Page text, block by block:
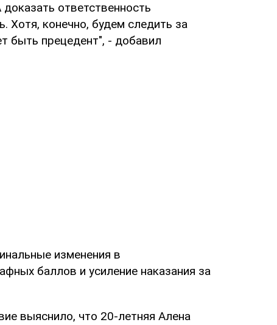
ответственность
Хотя, конечно, будем следить за
быть прецедент", - добавил
изменения в
баллов и усиление наказания за
выяснило, что 20-летняя Алена